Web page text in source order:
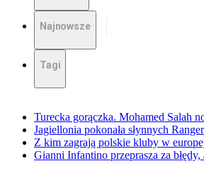
Najnowsze
Tagi
Turecka gorączka. Mohamed Salah
Jagiellonia pokonała słynnych
Z kim zagrają polskie kluby w
Gianni Infantino przeprasza za